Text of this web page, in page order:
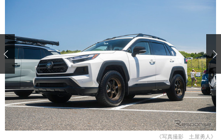
ショップレポート 愛車 File
自動車豆知識 ストップ！不具合修理＆粗悪修理
鈑金・塗装
ディテイリング
ディテイリング 洗車
ヘッドライト磨き コーティング
フィルム・ラッピング
鈑金・塗装
小キズ直し 防錆
特集記事
ストップ 不具合修理＆粗悪修理
カーメーカー「旧車」関連プロジェ
クト
ショップ紹介
ショップレポート プロショップ検索
レストア
《写真撮影 土屋勇人》